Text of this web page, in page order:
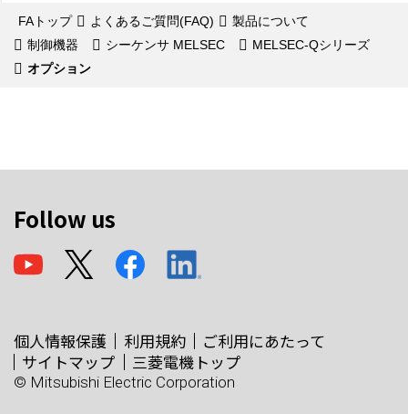
FAトップ よくあるご質問(FAQ)
製品について
制御機器
シーケンサ MELSEC
MELSEC-Qシリーズ
オプション
Follow us
個人情報保護 利用規約
ご利用にあたって
サイトマップ
三菱電機トップ
© Mitsubishi Electric Corporation